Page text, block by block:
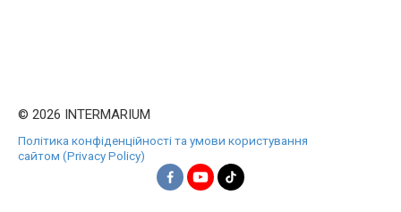
© 2026 INTERMARIUM
Політика конфіденційності та умови користування
сайтом (Privacy Policy)